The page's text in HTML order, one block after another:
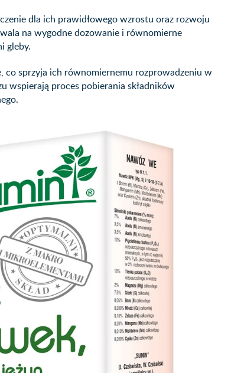
dla ich prawidłowego wzrostu oraz rozwoju
na wygodne dozowanie i równomierne
gleby.
co sprzyja ich równomiernemu rozprowadzeniu w
wspierają proces pobierania składników